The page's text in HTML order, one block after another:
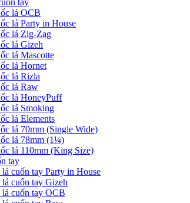
tay
lá OCB
lá Party in House
lá Zig-Zag
lá Gizeh
lá Mascotte
lá Hornet
lá Rizla
lá Raw
lá HoneyPuff
lá Smoking
lá Elements
lá 70mm (Single Wide)
lá 78mm (1¼)
lá 110mm (King Size)
tay
cuốn tay Party in House
cuốn tay Gizeh
cuốn tay OCB